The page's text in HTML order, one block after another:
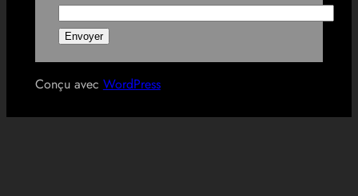
Conçu avec WordPress